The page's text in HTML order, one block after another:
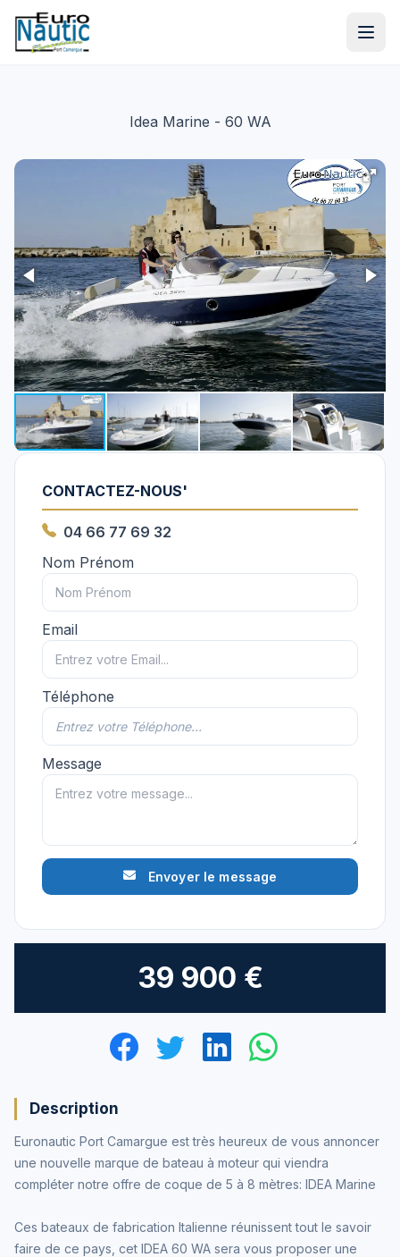
Idea Marine - 60 WA
CONTACTEZ-NOUS'
04 66 77 69 32
Nom Prénom
Email
Téléphone
Message
Envoyer le message
39 900 €
Description
Euronautic Port Camargue est très heureux de vous annoncer
une nouvelle marque de bateau à moteur qui viendra
compléter notre offre de coque de 5 à 8 mètres: IDEA Marine
Ces bateaux de fabrication Italienne réunissent tout le savoir
faire de ce pays, cet IDEA 60 WA sera vous proposer une